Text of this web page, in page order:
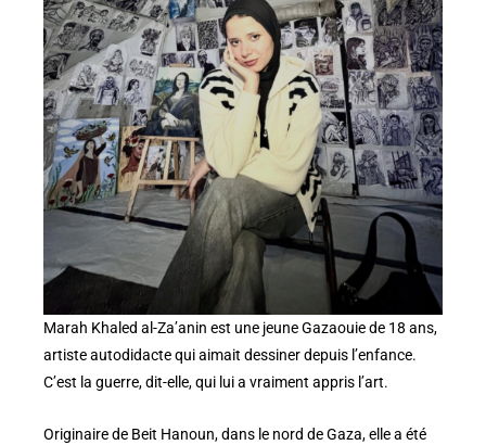
Marah Khaled al-Za’anin est une jeune Gazaouie de 18 ans,
artiste autodidacte qui aimait dessiner depuis l’enfance.
C’est la guerre, dit-elle, qui lui a vraiment appris l’art.
Originaire de Beit Hanoun, dans le nord de Gaza, elle a été